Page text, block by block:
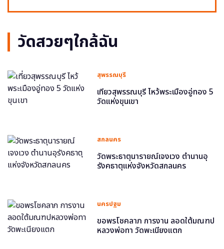
วัดสวยๆใกล้ฉัน
สุพรรณบุรี
เที่ยวสุพรรณบุรี ไหว้พระเมืองอู่ทอง 5
วัดแห่งขุนเขา
สกลนคร
วัดพระธาตุนารายณ์เจงเวง ตำนานอุ
รังคธาตุแห่งจังหวัดสกลนคร
นครปฐม
ขอพรโชคลาภ การงาน ลอดใต้มณฑป
หลวงพ่อทา วัดพะเนียงแตก